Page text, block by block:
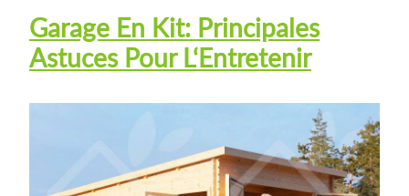
Garage En Kit: Principales
Astuces Pour L‘Entretenir